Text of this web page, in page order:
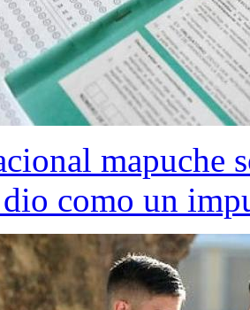
mapuche
como un